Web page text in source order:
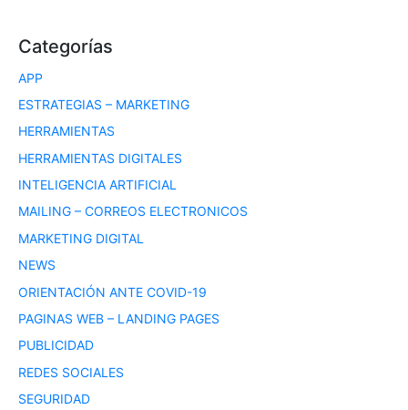
Categorías
APP
ESTRATEGIAS – MARKETING
HERRAMIENTAS
HERRAMIENTAS DIGITALES
INTELIGENCIA ARTIFICIAL
MAILING – CORREOS ELECTRONICOS
MARKETING DIGITAL
NEWS
ORIENTACIÓN ANTE COVID-19
PAGINAS WEB – LANDING PAGES
PUBLICIDAD
REDES SOCIALES
SEGURIDAD